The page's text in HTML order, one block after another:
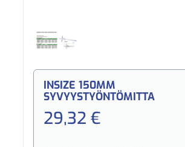
INSIZE 150MM
SYVYYSTYÖNTÖMITTA
29,32 €